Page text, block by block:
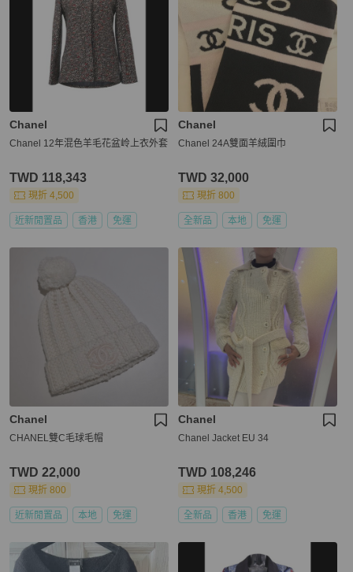
Chanel
Chanel 12年混色羊毛花盆岭上衣外套
TWD 118,343
現折 4,500
近新閒置品 香港 免運
Chanel
Chanel 24A雙面羊絨圍巾
TWD 32,000
現折 800
全新品 本地 免運
Chanel
CHANEL雙C毛球毛帽
TWD 22,000
現折 800
近新閒置品 本地 免運
Chanel
Chanel Jacket EU 34
TWD 108,246
現折 4,500
全新品 香港 免運